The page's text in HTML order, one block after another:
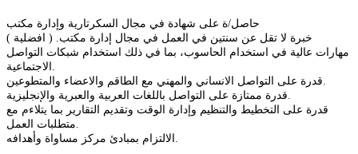
حاصل/ة على شهادة في مجال السكرتارية وإدارة مكتب
خبرة لا تقل عن سنتين في العمل في مجال إدارة مكتب. ( افضلية )
مهارات عالية في استخدام الحاسوب، بما في ذلك استخدام شبكات التواصل
قدرة ممتازة على التواصل باللغات العربية والعبرية والإنجليزية
قدرة على التخطيط والتنظيم وإدارة الوقت وتقديم التقارير بما يتلاءم مع
متطلبات العمل